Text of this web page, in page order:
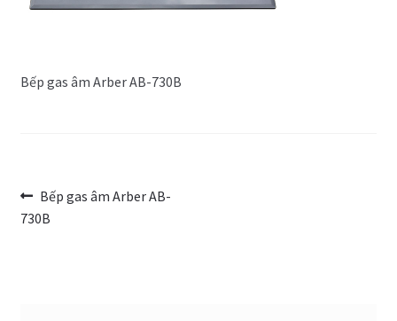
Bếp gas âm Arber AB-730B
Điều
hướng
Bài
trước:
Bếp gas âm Arber AB-
730B